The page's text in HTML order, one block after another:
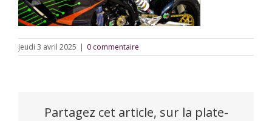
jeudi 3 avril 2025 | 0 commentaire
Partagez cet article, sur la plate-